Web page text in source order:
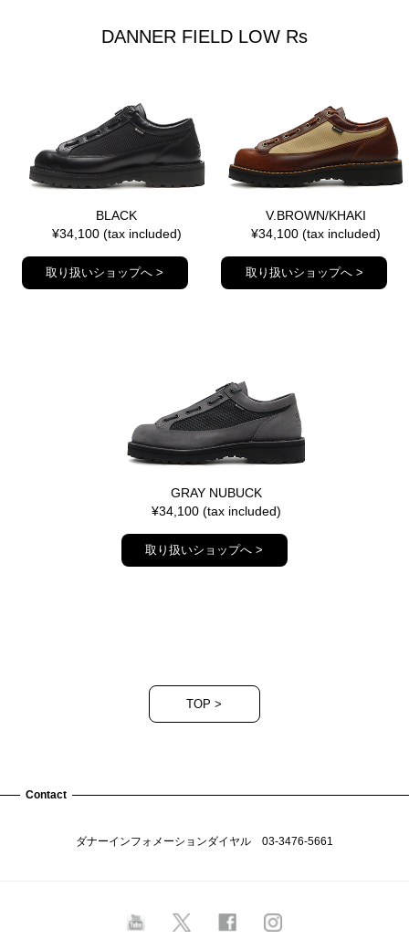
DANNER FIELD LOW Rs
BLACK
¥34,100 (tax included)
取り扱いショップへ >
V.BROWN/KHAKI
¥34,100 (tax included)
取り扱いショップへ >
GRAY NUBUCK
¥34,100 (tax included)
取り扱いショップへ >
TOP >
Contact
ダナーインフォメーションダイヤル 03-3476-5661